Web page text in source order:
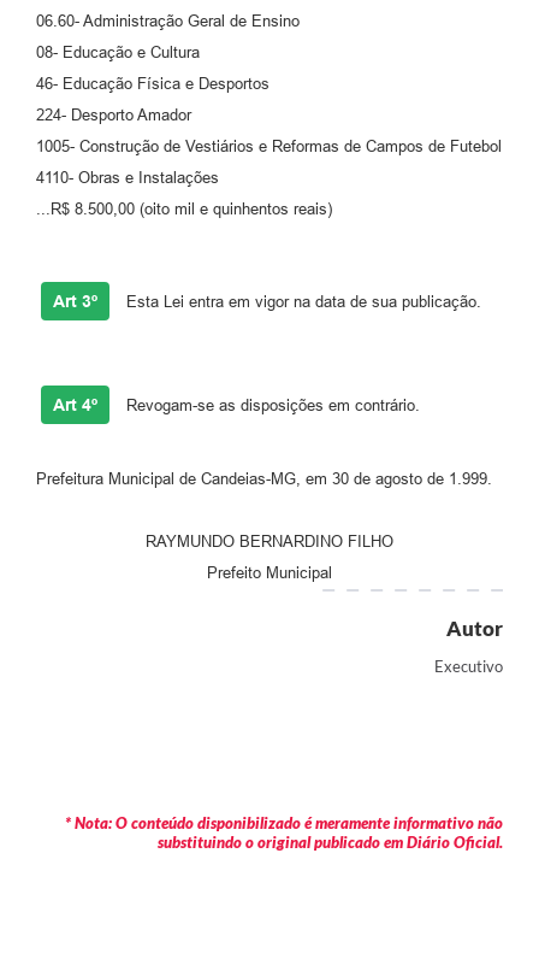
Prestação de Contas Secretária de Saúde
RELATÓRIO ESPORTE MUNICIPAL 2025
06.60- Administração Geral de Ensino
08- Educação e Cultura
46- Educação Física e Desportos
224- Desporto Amador
1005- Construção de Vestiários e Reformas de Campos de Futebol
4110- Obras e Instalações
...R$ 8.500,00 (oito mil e quinhentos reais)
Art 3º Esta Lei entra em vigor na data de sua publicação.
Art 4º Revogam-se as disposições em contrário.
Prefeitura Municipal de Candeias-MG, em 30 de agosto de 1.999.
RAYMUNDO BERNARDINO FILHO
Prefeito Municipal
Autor
Executivo
* Nota: O conteúdo disponibilizado é meramente informativo não
substituindo o original publicado em Diário Oficial.